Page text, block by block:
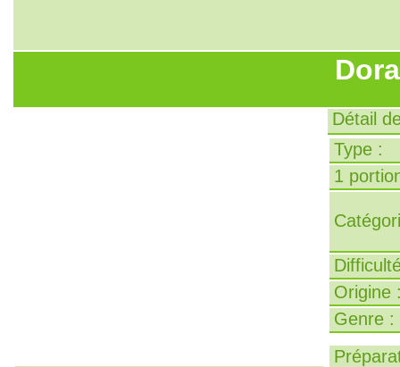
Détail
Type :
1
Origine
Genre :